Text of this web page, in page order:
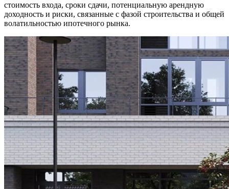
стоимость входа, сроки сдачи, потенциальную арендную
доходность и риски, связанные с фазой строительства и общей
волатильностью ипотечного рынка.